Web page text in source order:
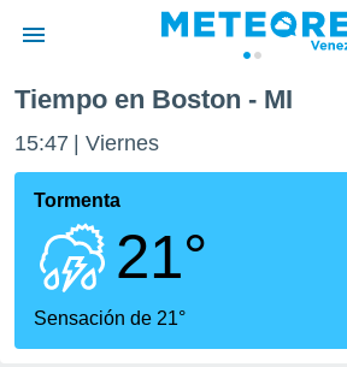
de
ha
para
que se
calidad.
a este
las
Tiempo en Boston - MI
15:47 Viernes
Tormenta
21°
Sensación de 21°